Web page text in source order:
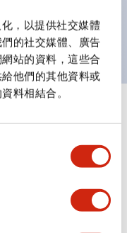
，以提供社交媒體
的社交媒體、廣告
站的資料，這些合
他們的其他資料或
料相結合。
輪廓
+